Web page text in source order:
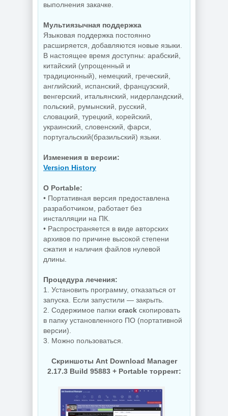
выполнения закачке.
Мультиязычная поддержка
Языковая поддержка постоянно
расширяется, добавляются новые языки.
В настоящее время доступны: арабский,
китайский (упрощенный и
традиционный), немецкий, греческий,
английский, испанский, французский,
венгерский, итальянский, нидерландский,
польский, румынский, русский,
словацкий, турецкий, корейский,
украинский, словенский, фарси,
португальский(бразильский) языки.
Изменения в версии:
Version History
O Portable:
• Портативная версия предоставлена
разработчиком, работает без
инсталляции на ПК.
• Распространяется в виде авторских
архивов по причине высокой степени
сжатия и наличия файлов нулевой
длины.
Процедура лечения:
1. Установить программу, отказаться от
запуска. Если запустили — закрыть.
2. Содержимое папки crack скопировать
в папку установленного ПО (портативной
версии).
3. Можно пользоваться.
Скриншоты Ant Download Manager
2.17.3 Build 95883 + Portable торрент: